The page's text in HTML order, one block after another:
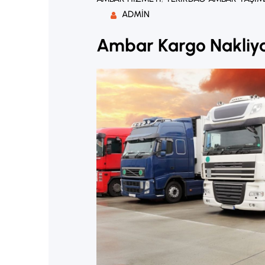
ADMIN
Ambar Kargo